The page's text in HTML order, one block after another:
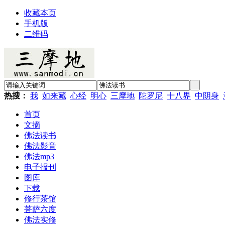
收藏本页
手机版
二维码
热搜： 我 如来藏 心经 明心 三摩地 陀罗尼 十八界 中阴身
首页
文摘
佛法读书
佛法影音
佛法mp3
电子报刊
图库
下载
修行茶馆
菩萨六度
佛法实修